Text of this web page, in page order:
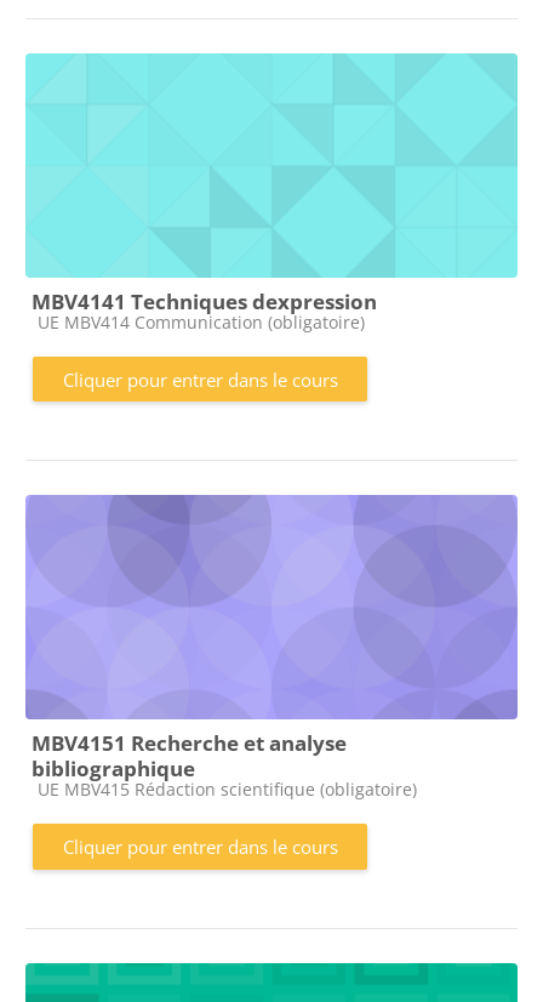
MBV4141 Techniques dexpression
Catégorie de cours
UE MBV414 Communication (obligatoire)
Cliquer pour entrer dans le cours
MBV4151 Recherche et analyse
bibliographique
Catégorie de cours
UE MBV415 Rédaction scientifique (obligatoire)
Cliquer pour entrer dans le cours